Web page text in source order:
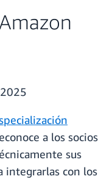
a los socios
sus
integrarlas con los